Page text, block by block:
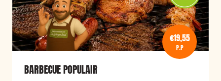
€19,55
P.P
BARBECUE POPULAIR